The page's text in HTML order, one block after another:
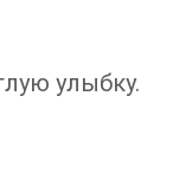
улыбку.